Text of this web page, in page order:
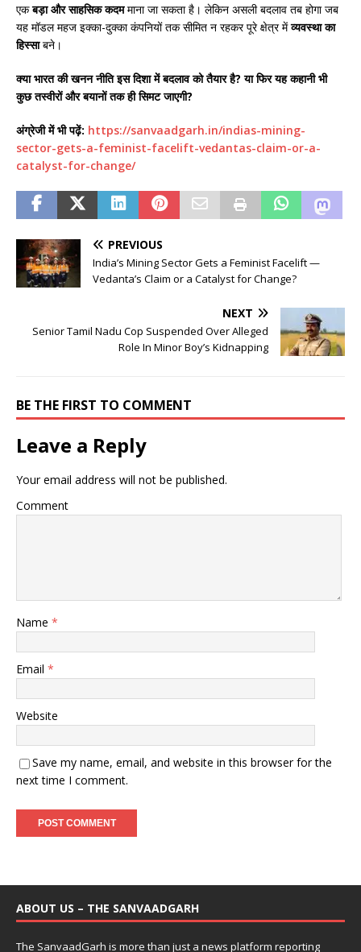
एकबड़ा और साहसिक कदममाना जा सकता है। लेकिन असली बदलाव तब होगा जब
यह मॉडल महज इक्का-दुक्का कंपनियों तक सीमित न रहकर पूरे क्षेत्र मेंव्यवस्था का
हिस्साबने।
क्या भारत की खनन नीति इस दिशा में बदलाव को तैयार है? या फिर यह कहानी भी
कुछ तस्वीरों और बयानों तक ही सिमट जाएगी?
अंग्रेजी में भी पढ़ें: https://sanvaadgarh.in/indias-mining-
sector-gets-a-feminist-facelift-vedantas-claim-or-a-
catalyst-for-change/
PREVIOUS
India’s Mining Sector Gets a Feminist Facelift —
Vedanta’s Claim or a Catalyst for Change?
NEXT
Senior Tamil Nadu Cop Suspended Over Alleged
Role In Minor Boy’s Kidnapping
BE THE FIRST TO COMMENT
Leave a Reply
Your email address will not be published.
Comment
Name *
Email *
Website
Save my name, email, and website in this browser for the
next time I comment.
ABOUT US – THE SANVAADGARH
The SanvaadGarh is more than just a news platform reporting